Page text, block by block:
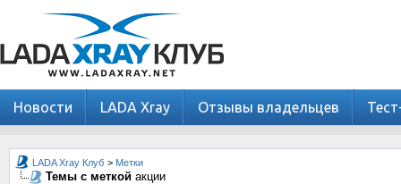
Новости LADA Xray Отзывы владельцев
LADA Xray Клуб > Метки
Темы с меткой акции